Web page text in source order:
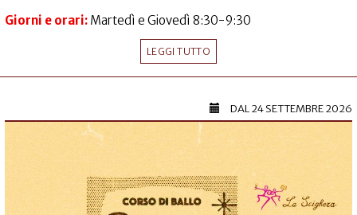
Giorni e orari: Martedì e Giovedì 8:30-9:30
LEGGI TUTTO
DAL24 SETTEMBRE 2026